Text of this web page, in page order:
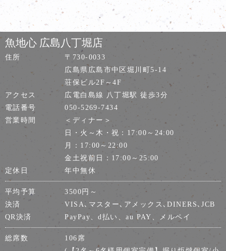
魚地心 広島八丁堀店
住所
〒730-0033
広島県広島市中区堀川町5-14
荘保ビル2F～4F
アクセス
広電白島線 八丁堀駅 徒歩3分
電話番号
050-5269-7434
営業時間
＜ディナー＞
日・火～木・祝：17:00～24:00
月：17:00～22:00
金土祝前日：17:00～25:00
定休日
年中無休
平均予算
3500円～
決済
VISA､マスター､アメックス､DINERS､JCB
QR決済
PayPay、d払い、au PAY、メルペイ
総席数
106席